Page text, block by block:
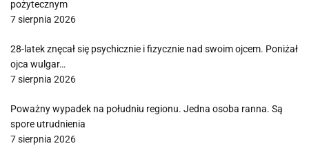
pożytecznym
7 sierpnia 2026
28-latek znęcał się psychicznie i fizycznie nad swoim ojcem. Poniżał
ojca wulgar…
7 sierpnia 2026
Poważny wypadek na południu regionu. Jedna osoba ranna. Są
spore utrudnienia
7 sierpnia 2026